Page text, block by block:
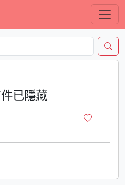
已隱藏